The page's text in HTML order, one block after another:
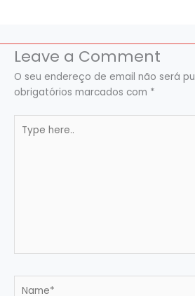
Leave a Comment
O seu endereço de email não será
obrigatórios marcados com *
here..